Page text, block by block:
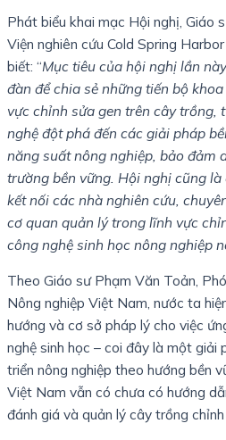
Phát biểu khai mạc Hội nghị, Giáo
Viện nghiên cứu Cold Spring
biết: “Mục tiêu của hội nghị lần
đàn để chia sẻ những tiến bộ
vực chỉnh sửa gen trên cây trồng,
nghệ đột phá đến các giải pháp
năng suất nông nghiệp, bảo đảm
trường bền vững. Hội nghị cũng
kết nối các nhà nghiên cứu,
cơ quan quản lý trong lĩnh vực
công nghệ sinh học nông nghiệp
Theo Giáo sư Phạm Văn Toản,
Nông nghiệp Việt Nam, nước ta
hướng và cơ sở pháp lý cho việc
nghệ sinh học – coi đây là một
triển nông nghiệp theo hướng bền
Việt Nam vẫn có chưa có hướng
đánh giá và quản lý cây trồng